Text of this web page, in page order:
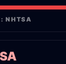
NHTSA